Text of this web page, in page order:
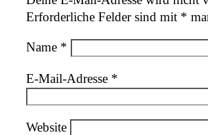
Erforderliche Felder sind mit *
Name *
E-Mail-Adresse *
Website